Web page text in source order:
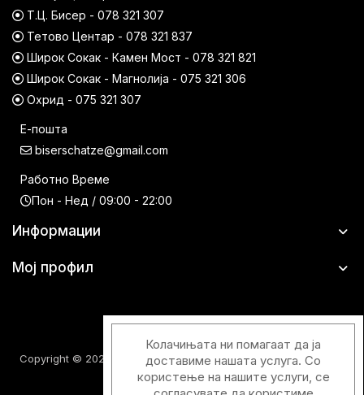
Т.Ц. Бисер - 078 321 307
Тетово Центар - 078 321 837
Широк Сокак - Камен Мост - 078 321 821
Широк Сокак - Магнолија - 075 321 306
Охрид - 075 321 307
Е-пошта
biserschatze@gmail.com
Работно Време
Пон - Нед / 09:00 - 22:00
Информации
Мој профил
Copyright © 2026 Шатци Парфимерии. Сите права задржани.
Колачињата ни помагаат да ја
доставиме нашата услуга. Со
користење на нашите услуги, се